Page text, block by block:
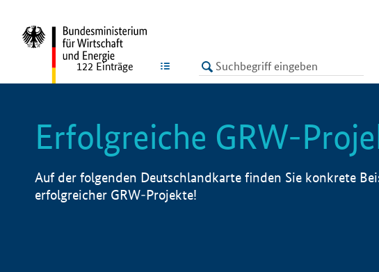
LISTE
122 Einträge
Erfolgreiche GRW-
Auf der folgenden Deutschlandkarte finden Sie konkrete
erfolgreicher GRW-Projekte!